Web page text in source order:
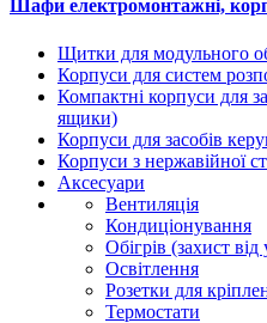
Шафи електромонтажні,
Щитки для модульного
Корпуси для систем
Компактні корпуси для
ящики)
Корпуси для засобів
Корпуси з нержавійної
Аксесуари
Вентиляція
Кондиціонування
Обігрів (захист
Освітлення
Розетки для
Термостати